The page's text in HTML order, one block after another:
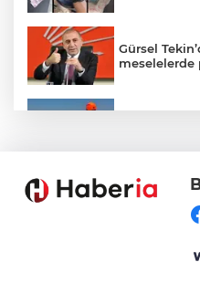
Gürsel
meselelerde
Samsun’da
Yapay